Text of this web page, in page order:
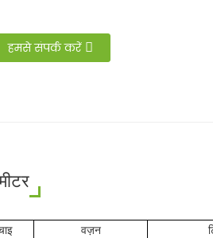
हमसे संपर्क करें
वज़न